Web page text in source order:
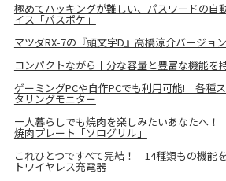
極めてハッキングが難しい、パスワードの自
イス「パスポケ」
マツダRX-7の『頭文字D』高橋涼介バージョ
コンパクトながら十分な容量と豊富な機能を
ゲーミングPCや自作PCでも利用可能! 各種
タリングモニター
一人暮らしでも焼肉を楽しみたいあなたへ
焼肉プレート「ソログリル」
これひとつですべて完結！ 14種類もの機能
トワイヤレス充電器